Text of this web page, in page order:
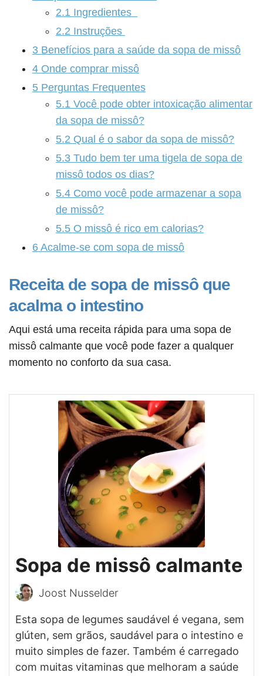
2.1 Ingredientes
2.2 Instruções
3 Benefícios para a saúde da sopa de missô
4 Onde comprar missô
5 Perguntas Frequentes
5.1 Você pode obter intoxicação alimentar
da sopa de missô?
5.2 Qual é o sabor da sopa de missô?
5.3 Tudo bem ter uma tigela de sopa de
missô todos os dias?
5.4 Como você pode armazenar a sopa
de missô?
5.5 O missô é rico em calorias?
6 Acalme-se com sopa de missô
Receita de sopa de missô que
acalma o intestino
Aqui está uma receita rápida para uma sopa de
missô calmante que você pode fazer a qualquer
momento no conforto da sua casa.
Sopa de missô calmante
Joost Nusselder
Esta sopa de legumes saudável é vegana, sem
glúten, sem grãos, saudável para o intestino e
muito simples de fazer. Também é carregado
com muitas vitaminas que melhoram a saúde